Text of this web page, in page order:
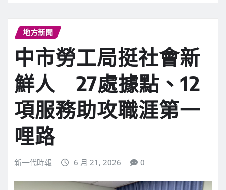
地方新聞
中市勞工局挺社會新
鮮人 27處據點、12
項服務助攻職涯第一
哩路
新一代時報 6 月 21, 2026 0